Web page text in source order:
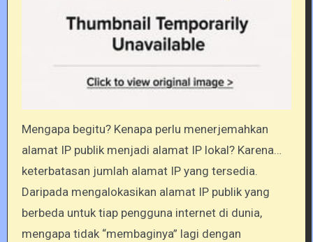
Mengapa begitu? Kenapa perlu menerjemahkan
alamat IP publik menjadi alamat IP lokal? Karena…
keterbatasan jumlah alamat IP yang tersedia.
Daripada mengalokasikan alamat IP publik yang
berbeda untuk tiap pengguna internet di dunia,
mengapa tidak “membaginya” lagi dengan